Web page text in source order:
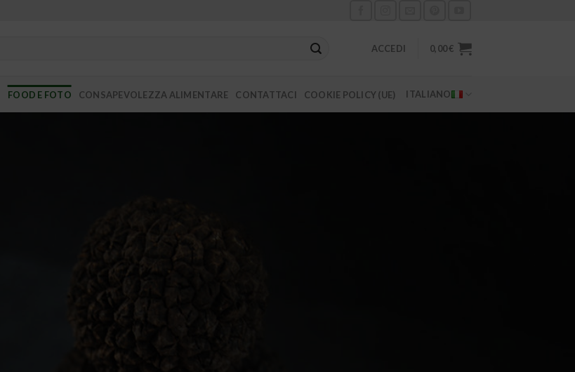
ACCEDI 0,00€
FOOD E FOTO CONSAPEVOLEZZA ALIMENTARE CONTATTACI COOKIE POLICY (UE) ITALIANO